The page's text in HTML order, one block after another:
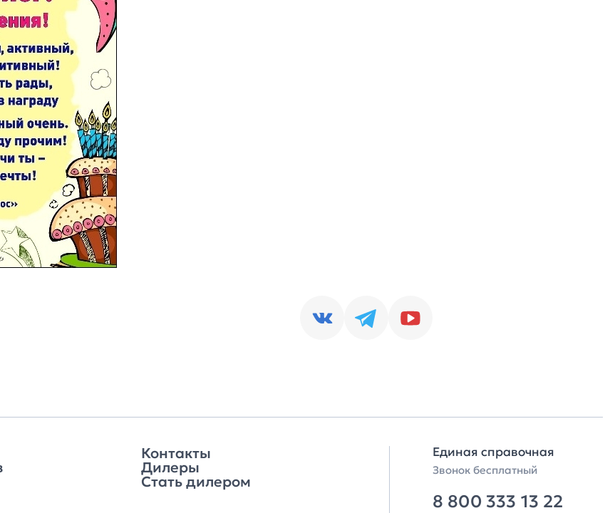
Контакты
Дилеры
Стать дилером
Единая справочная
Звонок бесплатный
8 800 333 13 22